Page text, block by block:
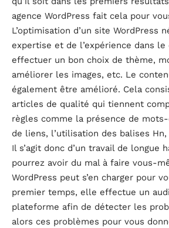
agence WordPress fait cela pour
L’optimisation d’un site WordPress
expertise et de l’expérience dans
effectuer un bon choix de thème,
améliorer les images, etc. Le
également être amélioré. Cela
articles de qualité qui tiennent
règles comme la présence de
de liens, l’utilisation des balises Hn,
Il s’agit donc d’un travail de longue
pourrez avoir du mal à faire vous-
WordPress peut s’en charger pour
premier temps, elle effectue un
plateforme afin de détecter les
alors ces problèmes pour vous